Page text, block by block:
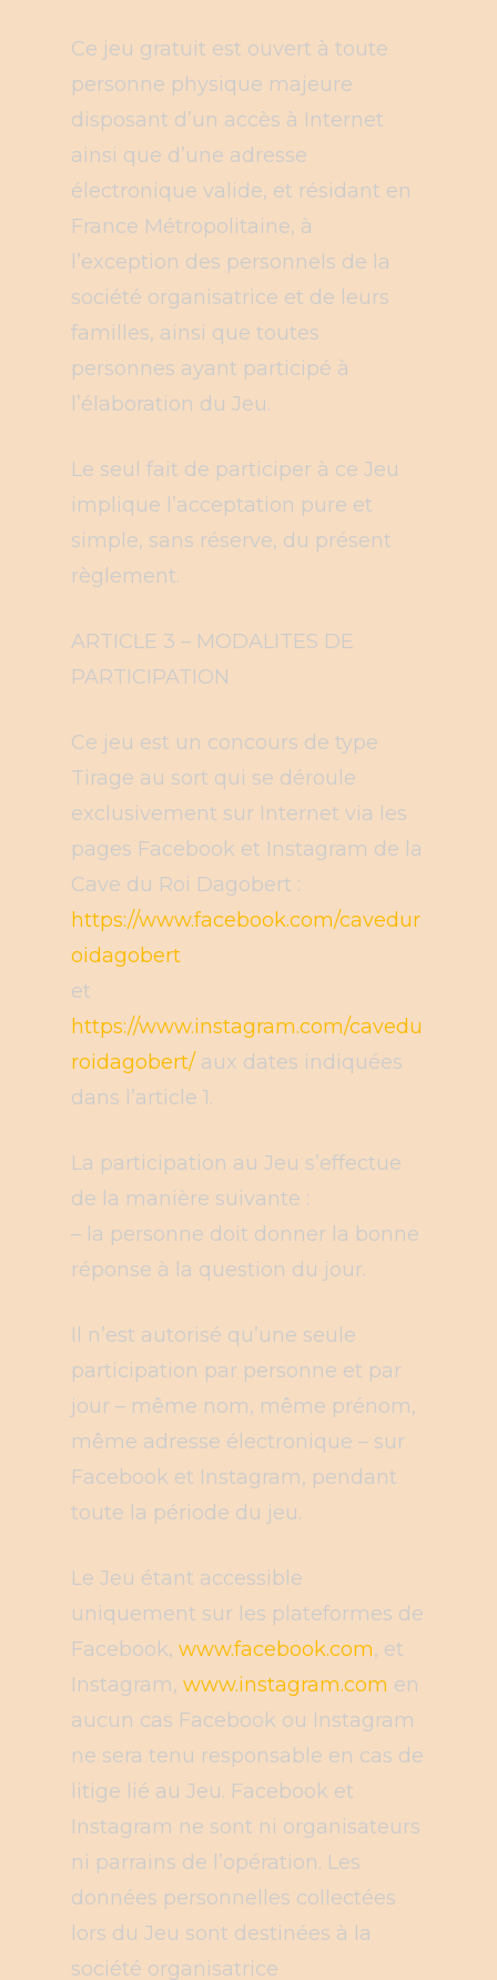
Ce jeu gratuit est ouvert à toute
personne physique majeure
disposant d’un accès à Internet
ainsi que d’une adresse
électronique valide, et résidant en
France Métropolitaine, à
l’exception des personnels de la
société organisatrice et de leurs
familles, ainsi que toutes
personnes ayant participé à
l’élaboration du Jeu.
Le seul fait de participer à ce Jeu
implique l’acceptation pure et
simple, sans réserve, du présent
règlement.
ARTICLE 3 – MODALITES DE
PARTICIPATION
Ce jeu est un concours de type
Tirage au sort qui se déroule
exclusivement sur Internet via les
pages Facebook et Instagram de la
Cave du Roi Dagobert :
https://www.facebook.com/cavedur
oidagobert
et
https://www.instagram.com/cavedu
roidagobert/ aux dates indiquées
dans l’article 1.
La participation au Jeu s’effectue
de la manière suivante :
– la personne doit donner la bonne
réponse à la question du jour.
Il n’est autorisé qu’une seule
participation par personne et par
jour – même nom, même prénom,
même adresse électronique – sur
Facebook et Instagram, pendant
toute la période du jeu.
Le Jeu étant accessible
uniquement sur les plateformes de
Facebook, www.facebook.com, et
Instagram, www.instagram.com en
aucun cas Facebook ou Instagram
ne sera tenu responsable en cas de
litige lié au Jeu. Facebook et
Instagram ne sont ni organisateurs
ni parrains de l’opération. Les
données personnelles collectées
lors du Jeu sont destinées à la
société organisatrice